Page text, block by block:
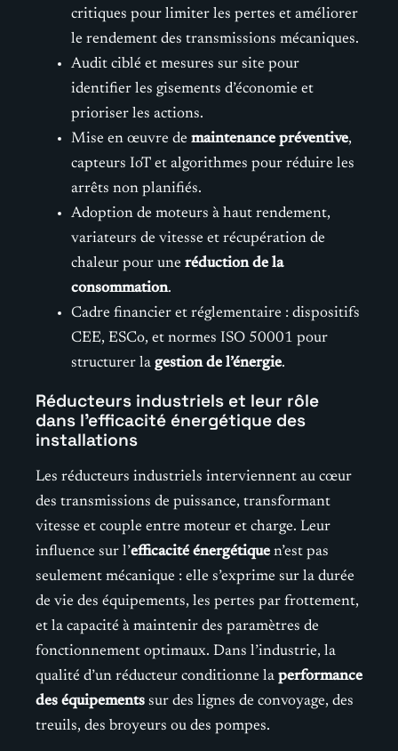
critiques pour limiter les pertes et améliorer
le rendement des transmissions mécaniques.
Audit ciblé et mesures sur site pour
identifier les gisements d’économie et
prioriser les actions.
Mise en œuvre de maintenance préventive,
capteurs IoT et algorithmes pour réduire les
arrêts non planifiés.
Adoption de moteurs à haut rendement,
variateurs de vitesse et récupération de
chaleur pour une réduction de la
consommation.
Cadre financier et réglementaire : dispositifs
CEE, ESCo, et normes ISO 50001 pour
structurer la gestion de l’énergie.
Réducteurs industriels et leur rôle
dans l’efficacité énergétique des
installations
Les réducteurs industriels interviennent au cœur
des transmissions de puissance, transformant
vitesse et couple entre moteur et charge. Leur
influence sur l’efficacité énergétique n’est pas
seulement mécanique : elle s’exprime sur la durée
de vie des équipements, les pertes par frottement,
et la capacité à maintenir des paramètres de
fonctionnement optimaux. Dans l’industrie, la
qualité d’un réducteur conditionne la performance
des équipements sur des lignes de convoyage, des
treuils, des broyeurs ou des pompes.